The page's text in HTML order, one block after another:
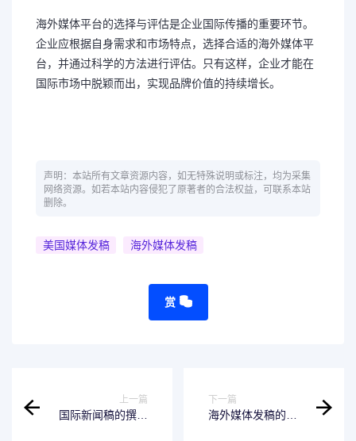
海外媒体平台的选择与评估是企业国际传播的重要环节。
企业应根据自身需求和市场特点，选择合适的海外媒体平
台，并通过科学的方法进行评估。只有这样，企业才能在
国际市场中脱颖而出，实现品牌价值的持续增长。
声明：本站所有文章资源内容，如无特殊说明或标注，均为采集
网络资源。如若本站内容侵犯了原著者的合法权益，可联系本站
删除。
美国媒体发稿 海外媒体发稿
赏
上一篇
国际新闻稿的撰写
下一篇
海外媒体发稿的成